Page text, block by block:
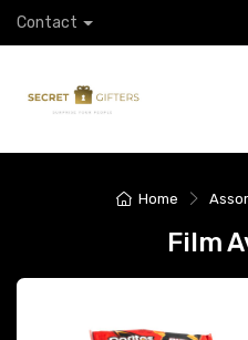
Contact
Home
Film